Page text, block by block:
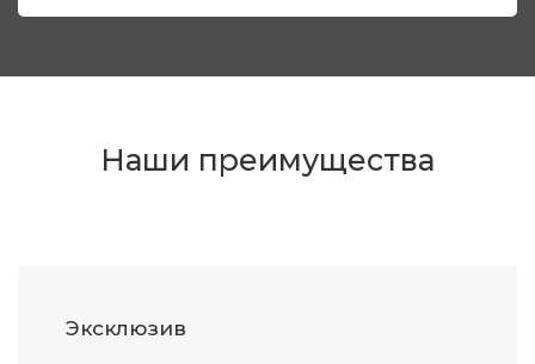
Наши преимущества
Эксклюзив